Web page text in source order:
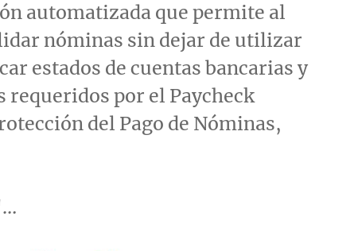
automatizada que permite al
nóminas sin dejar de utilizar
estados de cuentas bancarias y
requeridos por el Paycheck
del Pago de Nóminas,